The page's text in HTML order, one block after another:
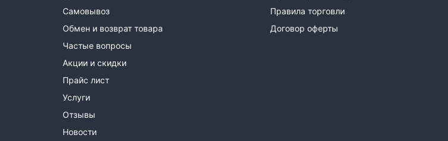
Самовывоз
Обмен и возврат товара
Частые вопросы
Акции и скидки
Прайс лист
Услуги
Отзывы
Новости
Правила торговли
Договор оферты